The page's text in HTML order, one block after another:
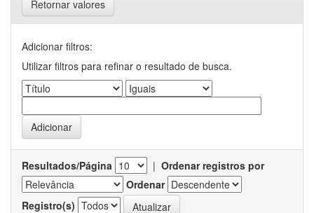
Retornar valores
Adicionar filtros:
Utilizar filtros para refinar o resultado de busca.
Resultados/Página | Ordenar registros por
Ordenar
Registro(s)